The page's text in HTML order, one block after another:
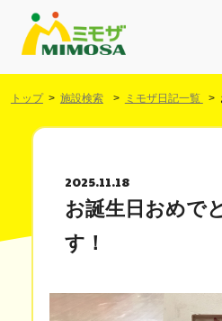
トップ 施設検索 ミモザ日記一覧
2025.11.18
お誕生日おめで
す！